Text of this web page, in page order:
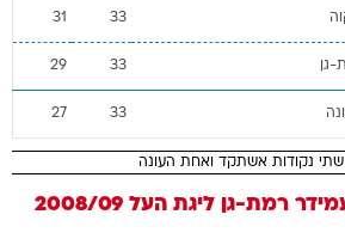
33
31
גן 33
29
33
27
שתי נקודות אשתקד ואחת העונה
רמת-גן ליגת העל 2008/09